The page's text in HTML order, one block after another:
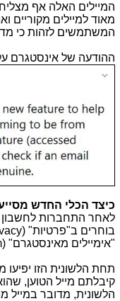
המיילים האלה אף
מאוד למיילים מקוריים
המשתמשים לזהות כי
ההודעה של אינסטגרם
כיצד הכלי החדש
לאחר התחברות לחשבון
בוחרים ב"פרטיות" (
"אימיילים מאינסטגרם" (
תחת הלשונית הזו
קיבלתם מייל הטוען,
הלשונית, מדובר במייל